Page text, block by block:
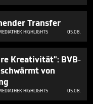
Transfer
HIGHLIGHTS 05.08.
Kreativität": BVB-
von
HIGHLIGHTS 05.08.